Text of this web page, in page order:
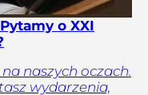
o XXI
naszych oczach.
wydarzenia,